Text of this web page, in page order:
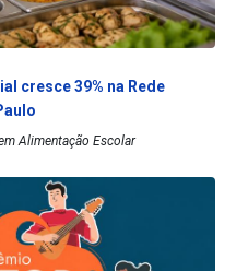
cresce 39% na Rede
Alimentação Escolar